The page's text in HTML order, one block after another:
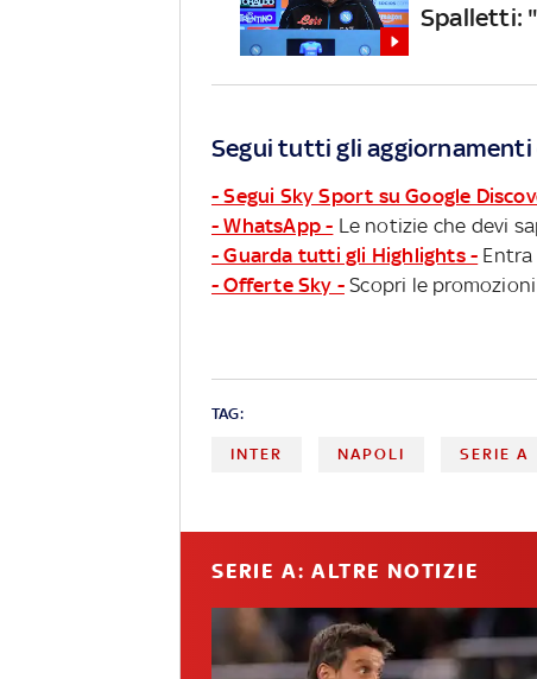
Spalletti:
Segui tutti gli aggiornamenti
- Segui Sky Sport su Google
- WhatsApp - Le notizie che devi
- Guarda tutti gli Highlights - Entra
- Offerte Sky - Scopri le
TAG:
INTER NAPOLI SERIE A
SERIE A: ALTRE NOTIZIE